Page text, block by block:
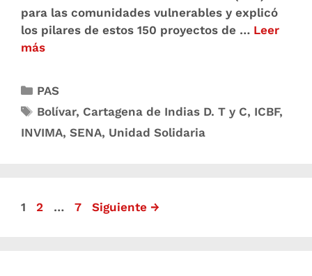
para las comunidades vulnerables y explicó
los pilares de estos 150 proyectos de … Leer
más
PAS
Bolívar, Cartagena de Indias D. T y C, ICBF,
INVIMA, SENA, Unidad Solidaria
1 2 … 7 Siguiente →